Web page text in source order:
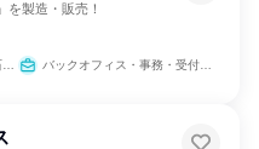
を製造・販売！
バックオフィス・事務・受付、経営/事業企画、営業、製造・生産工程、学術研究、経理/税務/財務、人事、総務、法務/知財、商品企画、マーケティング・広告・宣伝